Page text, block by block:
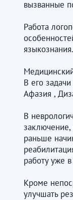
вызванные
Работа
языкознания.
В его
Афазия ,
В
раньше
работу уже
Кроме
улучшать